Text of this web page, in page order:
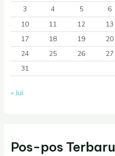
3
4 5 6
10
11 12 13
17
18 19 20
24
25 26 27
31
« Jul
Pos-pos Terbaru